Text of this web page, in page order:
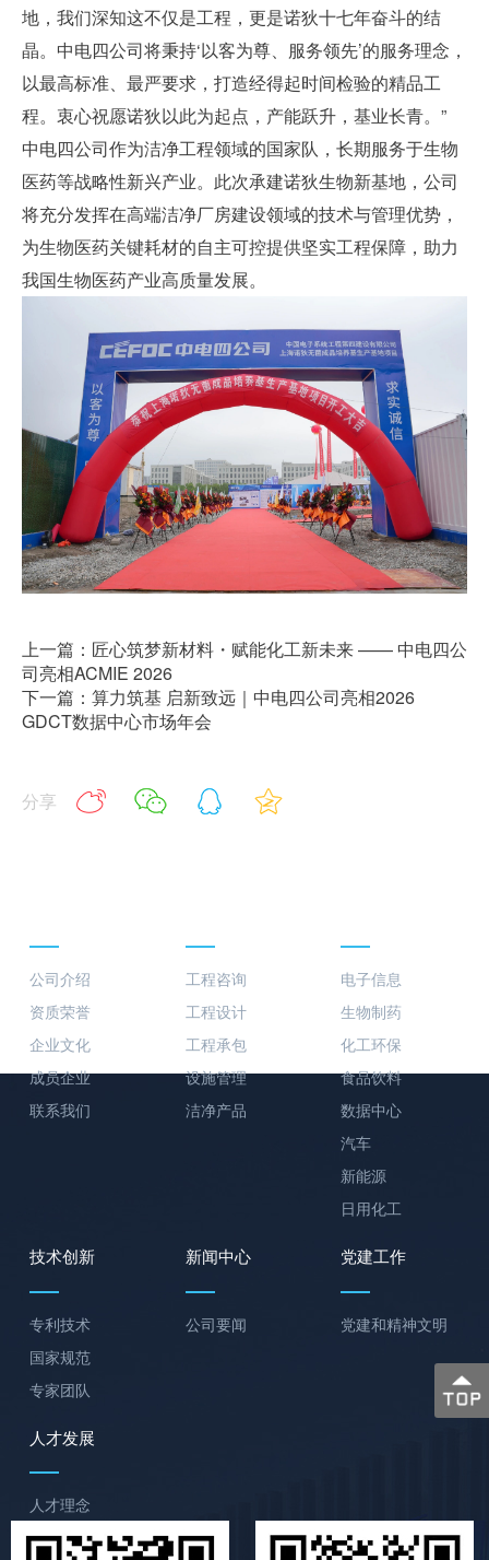
地，我们深知这不仅是工程，更是诺狄十七年奋斗的结
晶。中电四公司将秉持‘以客为尊、服务领先’的服务理念，
以最高标准、最严要求，打造经得起时间检验的精品工
程。衷心祝愿诺狄以此为起点，产能跃升，基业长青。”
中电四公司作为洁净工程领域的国家队，长期服务于生物
医药等战略性新兴产业。此次承建诺狄生物新基地，公司
将充分发挥在高端洁净厂房建设领域的技术与管理优势，
为生物医药关键耗材的自主可控提供坚实工程保障，助力
我国生物医药产业高质量发展。
上一篇：匠心筑梦新材料・赋能化工新未来 —— 中电四公
司亮相ACMIE 2026
下一篇：算力筑基 启新致远｜中电四公司亮相2026
GDCT数据中心市场年会
分享
公司介绍
资质荣誉
企业文化
成员企业
联系我们
工程咨询
工程设计
工程承包
设施管理
洁净产品
电子信息
生物制药
化工环保
食品饮料
数据中心
汽车
新能源
日用化工
技术创新
专利技术
国家规范
专家团队
新闻中心
公司要闻
党建工作
党建和精神文明
人才发展
人才理念